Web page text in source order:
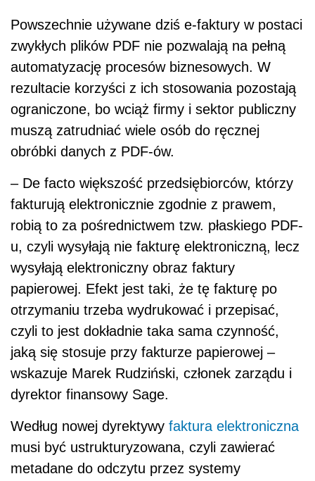
Powszechnie używane dziś e-faktury w postaci
zwykłych plików PDF nie pozwalają na pełną
automatyzację procesów biznesowych. W
rezultacie korzyści z ich stosowania pozostają
ograniczone, bo wciąż firmy i sektor publiczny
muszą zatrudniać wiele osób do ręcznej
obróbki danych z PDF-ów.
– De facto większość przedsiębiorców, którzy
fakturują elektronicznie zgodnie z prawem,
robią to za pośrednictwem tzw. płaskiego PDF-
u, czyli wysyłają nie fakturę elektroniczną, lecz
wysyłają elektroniczny obraz faktury
papierowej. Efekt jest taki, że tę fakturę po
otrzymaniu trzeba wydrukować i przepisać,
czyli to jest dokładnie taka sama czynność,
jaką się stosuje przy fakturze papierowej –
wskazuje Marek Rudziński, członek zarządu i
dyrektor finansowy Sage.
Według nowej dyrektywy faktura elektroniczna
musi być ustrukturyzowana, czyli zawierać
metadane do odczytu przez systemy